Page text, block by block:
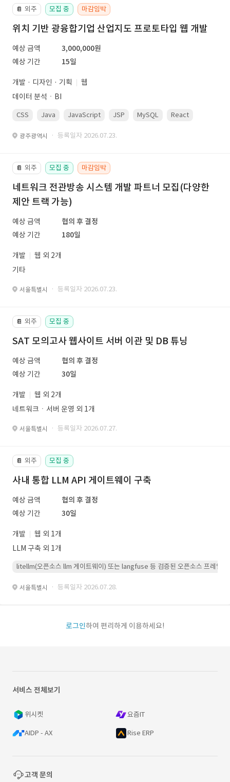
📔 외주 모집 중 마감임박
위치 기반 광융합기업 산업지도 프로토타입 웹 개발
예상 금액
3,000,000원
예상 기간
15일
개발 · 디자인 · 기획
웹
데이터 분석ㆍBI
CSS Java JavaScript JSP MySQL React
광주광역시 · 등록일자 2026.07.23.
📔 외주 모집 중 마감임박
네트워크 전관방송 시스템 개발 파트너 모집(다양한
제안 트랙 가능)
예상 금액
협의 후 결정
예상 기간
180일
개발
웹 외 2개
기타
서울특별시 · 등록일자 2026.07.23.
📔 외주 모집 중
SAT 모의고사 웹사이트 서버 이관 및 DB 튜닝
예상 금액
협의 후 결정
예상 기간
30일
개발
웹 외 2개
네트워크ㆍ서버 운영 외 1개
서울특별시 · 등록일자 2026.07.27.
📔 외주 모집 중
사내 통합 LLM API 게이트웨이 구축
예상 금액
협의 후 결정
예상 기간
30일
개발
웹 외 1개
LLM 구축 외 1개
litellm(오픈소스 llm 게이트웨이) 또는 langfuse 등 검증된 오픈소스 프레임워
서울특별시 · 등록일자 2026.07.28.
로그인하여 편리하게 이용하세요!
서비스 전체보기
위시켓 요즘IT
AIDP - AX Rise ERP
고객 문의